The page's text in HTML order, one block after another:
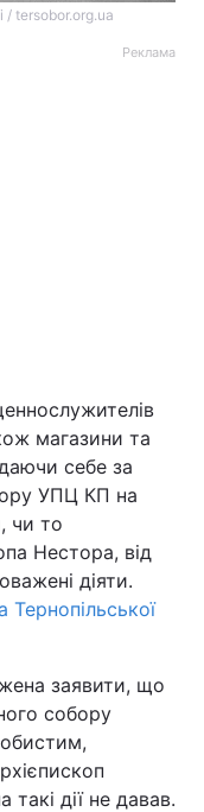
tersobor.org.ua
Реклама
магазини та
себе за
УПЦ КП на
чи то
Нестора, від
діяти.
Тернопільської
заявити, що
собору
дії не давав.